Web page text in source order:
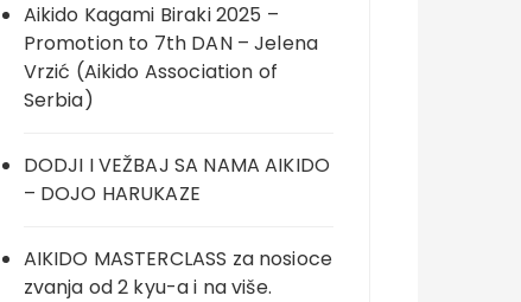
Aikido Kagami Biraki 2025 –
Promotion to 7th DAN – Jelena
Vrzić (Aikido Association of
Serbia)
DODJI I VEŽBAJ SA NAMA AIKIDO
– DOJO HARUKAZE
AIKIDO MASTERCLASS za nosioce
zvanja od 2 kyu-a i na više.